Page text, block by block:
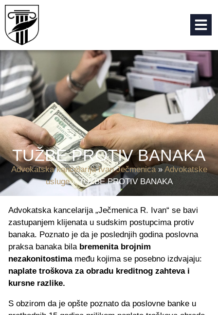
TUŽBE PROTIV BANAKA
Advokatska kancelarija Ivan Ječmenica» Advokatske
usluge»TUŽBE PROTIV BANAKA
Advokatska kancelarija „Ječmenica R. Ivan“ se bavi
zastupanjem klijenata u sudskim postupcima protiv
banaka. Poznato je da je poslednjih godina poslovna
praksa banaka bila bremenita brojnim
nezakonitostimameđu kojima se posebno izdvajaju:
naplate troškova za obradu kreditnog zahteva i
kursne razlike.
S obzirom da je opšte poznato da poslovne banke u